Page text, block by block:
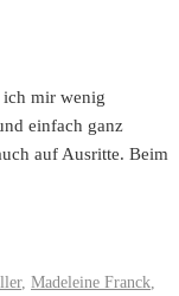
ich mir wenig
einfach ganz
auf Ausritte. Beim
, Madeleine Franck,